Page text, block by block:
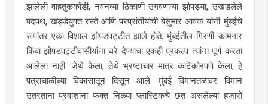
झालेली वाहतुककोंडी, नवनव्या ठिकाणी उगवणाऱ्या झोपड्या, उखडलेले
पदपथ, खड्डेयुक्त रस्ते आणि परप्रांतीयांची बेसुमार आवक यांनी मुंबईचे
रूपांतर एका विशाल झोपडपट्टीत झाले होते. मुंबईतील गिरणी कामगार
किंवा झोपडपट्टीवासीयांना घरे देण्याचा एकही प्रकल्प त्यांना पूर्ण करता
आलेला नाही. जेथे केला, तेथे भ्रष्टाचार मात्र काटेकोरपणे केला, हे
पत्राचाळीच्या विकासातून दिसून आले. मुंबई विमानतळावर विमान
उतरताना प्रवाशांना फक्त निळ्या प्लास्टिकचे छत असलेल्या हजारो